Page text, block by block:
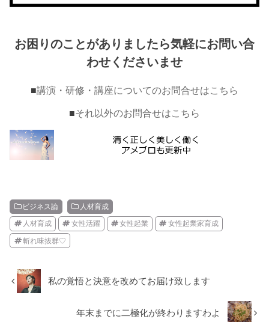
お困りのことがありましたら気軽にお問い合
わせくださいませ
■講演・研修・講座についてのお問合せはこちら
■それ以外のお問合せはこちら
ビジネス論 人材育成
人材育成 女性活躍 女性起業 女性起業家育成
斬れ味抜群♡
私の覚悟と決意を改めてお届け致します
年末までに二極化が終わりますわよ